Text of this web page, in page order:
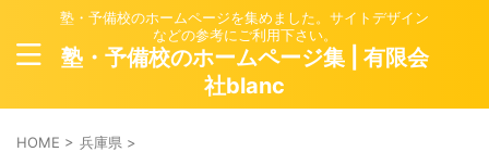
塾・予備校のホームページを集めました。サイトデザイン
などの参考にご利用下さい。
塾・予備校のホームページ集 | 有限会
社blanc
HOME > 兵庫県 >